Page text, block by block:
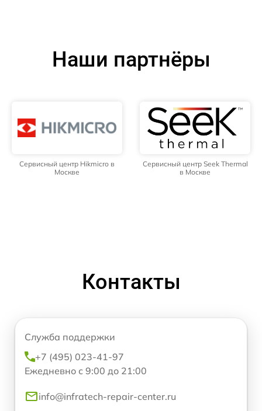
Наши партнёры
Сервисный центр Hikmicro в
Москве
Сервисный центр Seek Thermal
в Москве
Контакты
Служба поддержки
+7 (495) 023-41-97
Ежедневно с 9:00 до 21:00
info@infratech-repair-center.ru